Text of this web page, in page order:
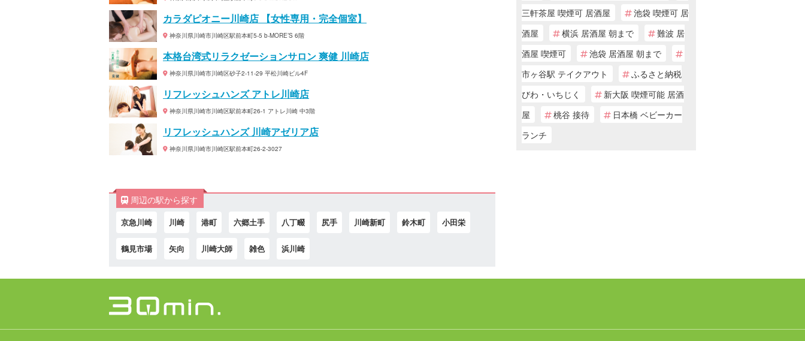
カラダピオニー川崎店 【女性専用・完全個室】
神奈川県川崎市川崎区駅前本町5‐5 b-MORE’S 6階
本格台湾式リラクゼーションサロン 爽健 川崎店
神奈川県川崎市川崎区砂子2-11-29 平松川崎ビル4F
リフレッシュハンズ アトレ川崎店
神奈川県川崎市川崎区駅前本町26-1 アトレ川崎 中3階
リフレッシュハンズ 川崎アゼリア店
神奈川県川崎市川崎区駅前本町26-2-3027
周辺の駅から探す
京急川崎 川崎 港町 六郷土手 八丁畷 尻手 川崎新町 鈴木町 小田栄
鶴見市場 矢向 川崎大師 雑色 浜川崎
三軒茶屋 喫煙可 居酒屋
池袋 喫煙可 居
酒屋
横浜 居酒屋 朝まで
難波 居
酒屋 喫煙可
池袋 居酒屋 朝まで
市ヶ谷駅 テイクアウト
ふるさと納税
びわ・いちじく
新大阪 喫煙可能 居酒
屋
桃谷 接待
日本橋 ベビーカー
ランチ